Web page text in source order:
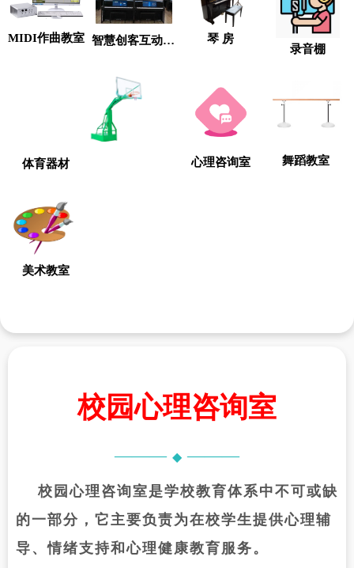
舞蹈教室
MIDI作曲教室
体育器材
智慧创客互动教室
琴 房
录音棚
美术教室
心理咨询室
校园心理咨询室
——— ◆ ———
校园心理咨询室是学校教育体系中不可或缺
的一部分，它主要负责为在校学生提供心理辅
导、情绪支持和心理健康教育服务。